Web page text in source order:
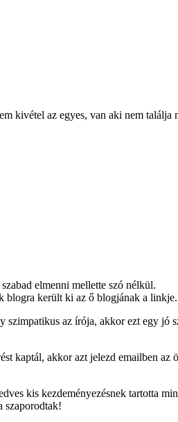
kivétel az egyes, van aki nem
elmenni mellette szó nélkül.
blogra került ki az ő blogjának a linkje.
szimpatikus az írója, akkor ezt egy
kaptál, akkor azt jelezd emailben
kis kezdeményezésnek tartotta
szaporodtak!